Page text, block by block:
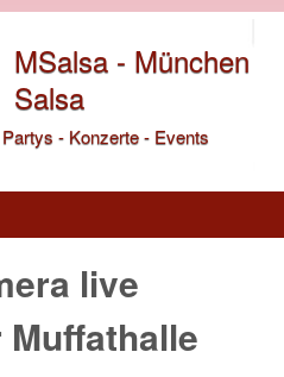
MSalsa - München
Salsa
Partys - Konzerte - Events
live